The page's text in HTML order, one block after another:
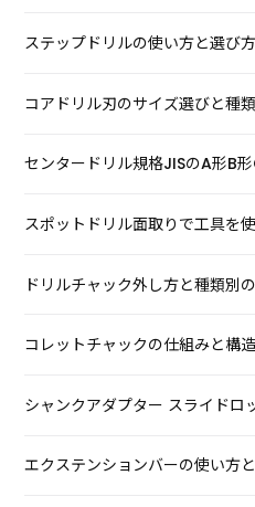
ステップドリルの使い方と選び
コアドリル刃のサイズ選びと種
センタードリル規格JISのA形B
スポットドリル面取りで工具を
ドリルチャック外し方と種類別
コレットチャックの仕組みと構
シャンクアダプター スライドロ
エクステンションバーの使い方